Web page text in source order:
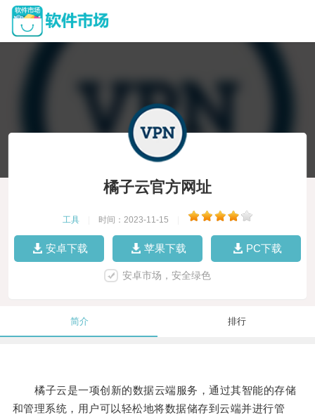
橘子云官方网址
工具 时间：2023-11-15
安卓下载 苹果下载 PC下载
安卓市场，安全绿色
简介 排行
橘子云是一项创新的数据云端服务，通过其智能的存储
和管理系统，用户可以轻松地将数据储存到云端并进行管